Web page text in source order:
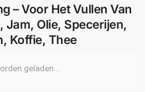
– Voor Het Vullen Van
Jam, Olie, Specerijen,
Koffie, Thee